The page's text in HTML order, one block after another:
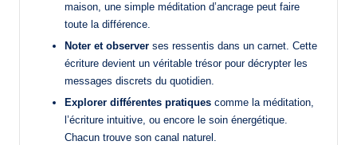
maison, une simple méditation d’ancrage peut faire
toute la différence.
Noter et observer ses ressentis dans un carnet. Cette
écriture devient un véritable trésor pour décrypter les
messages discrets du quotidien.
Explorer différentes pratiques comme la méditation,
l’écriture intuitive, ou encore le soin énergétique.
Chacun trouve son canal naturel.